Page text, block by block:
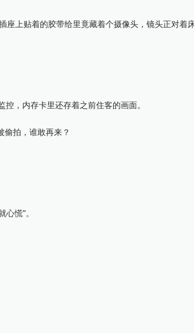
上贴着的胶带给里竟藏着个摄像头，镜头正对着
，内存卡里还存着之前住客的画面。
拍，谁敢再来？
慌”。